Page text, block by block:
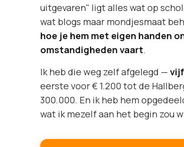
uitgevaren" ligt alles wat op
wat blogs maar mondjesmaat
hoe je hem met eigen handen
omstandigheden vaart.
Ik heb die weg zelf afgelegd —
eerste voor € 1.200 tot de
300.000. En ik heb hem
wat ik mezelf aan het begin zou